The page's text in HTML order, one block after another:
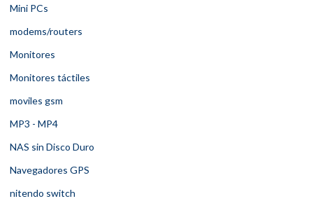
Mini PCs
modems/routers
Monitores
Monitores táctiles
moviles gsm
MP3 - MP4
NAS sin Disco Duro
Navegadores GPS
nitendo switch